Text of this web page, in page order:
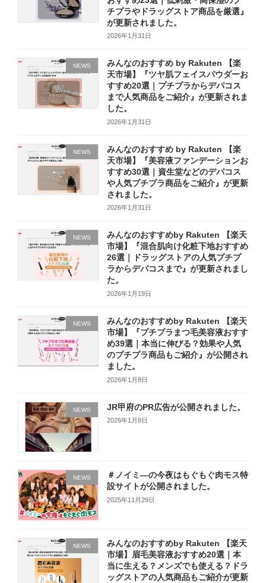
チプラやドラッグストア商品を厳選』
が更新されました。
2026年1月31日
NEWS
みんなのおすすめ by Rakuten 【楽
天市場】『ツヤ肌フェイスパウダーお
すすめ20選｜プチプラからデパコス
まで人気商品をご紹介』が更新されま
した。
2026年1月31日
NEWS
みんなのおすすめ by Rakuten 【楽
天市場】『美容液ファンデーションお
すすめ30選｜資生堂などのデパコス
や人気プチプラ商品をご紹介』が更新
されました。
2026年1月31日
NEWS
みんなのおすすめby Rakuten 【楽天
市場】『混合肌向け化粧下地おすすめ
26選｜ドラッグストアの人気プチプ
ラからデパコスまで』が更新されまし
た。
2026年1月19日
NEWS
みんなのおすすめby Rakuten 【楽天
市場】『プチプラまつ毛美容液おすす
め39選｜本当に伸びる？効果や人気
のプチプラ商品もご紹介』が公開され
ました。
2026年1月8日
NEWS JR甲府のPR広告が公開されました。
2026年1月8日
NEWS
＃ノイミ―の今夜はもぐもぐ肉モス特
設サイトが公開されました。
2025年11月29日
NEWS
みんなのおすすめby Rakuten 【楽天
市場】眉毛美容液おすすめ20選｜本
当に生える？メンズでも使える？ドラ
ッグストアの人気商品もご紹介が更新